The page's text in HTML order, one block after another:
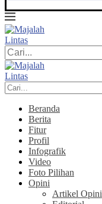
Beranda
Berita
Fitur
Profil
Infografik
Video
Foto Pilihan
Opini
Artikel Opini